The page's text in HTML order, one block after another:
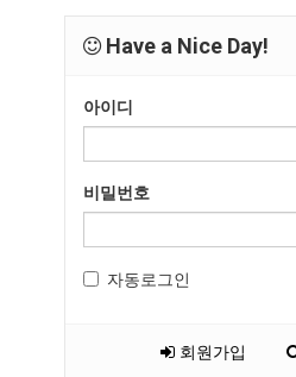
Have a Nice Day!
아이디
비밀번호
자동로그인
회원가입